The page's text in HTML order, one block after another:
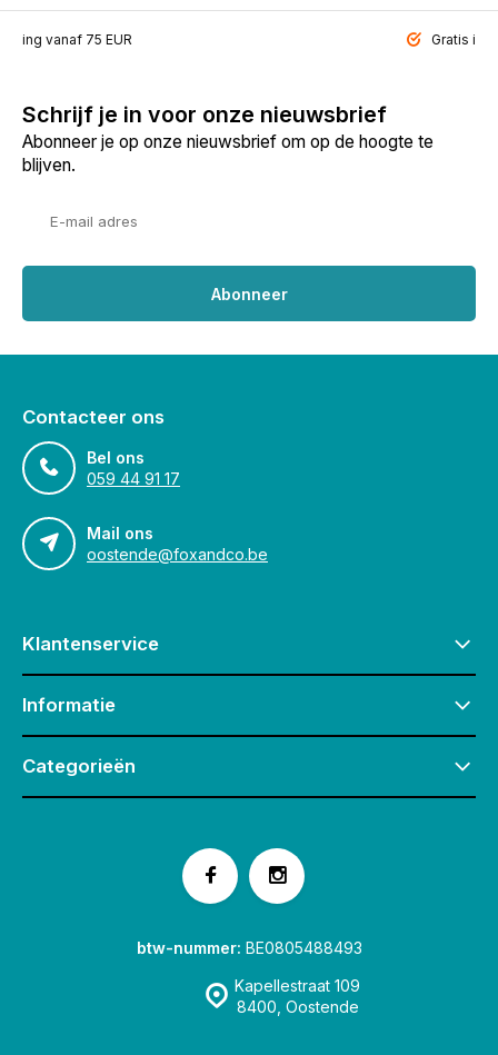
vanaf 75 EUR Gratis
Schrijf je in voor onze nieuwsbrief
Abonneer je op onze nieuwsbrief om op de hoogte te
blijven.
Abonneer
Contacteer ons
Bel ons
059 44 91 17
Mail ons
oostende@foxandco.be
Klantenservice
Informatie
Categorieën
Kapellestraat 109
8400, Oostende
btw-nummer: BE0805488493